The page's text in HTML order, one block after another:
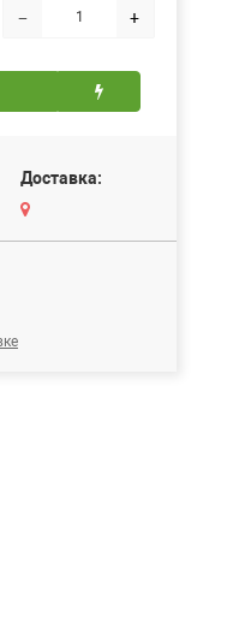
− +
Доставка: